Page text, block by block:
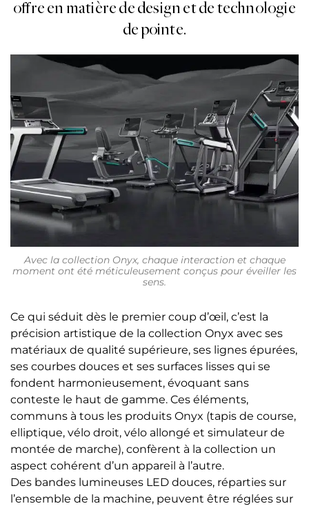
offre en matière de design et de technologie
de pointe.
Avec la collection Onyx, chaque interaction et chaque
moment ont été méticuleusement conçus pour éveiller les
sens.
Ce qui séduit dès le premier coup d’œil, c’est la
précision artistique de la collection Onyx avec ses
matériaux de qualité supérieure, ses lignes épurées,
ses courbes douces et ses surfaces lisses qui se
fondent harmonieusement, évoquant sans
conteste le haut de gamme. Ces éléments,
communs à tous les produits Onyx (tapis de course,
elliptique, vélo droit, vélo allongé et simulateur de
montée de marche), confèrent à la collection un
aspect cohérent d’un appareil à l’autre.
Des bandes lumineuses LED douces, réparties sur
l’ensemble de la machine, peuvent être réglées sur